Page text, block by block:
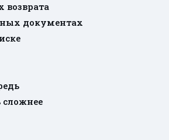
возврата
документах
сложнее